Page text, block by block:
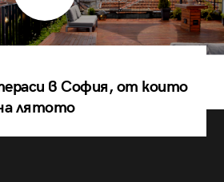
в София, от които
лятото